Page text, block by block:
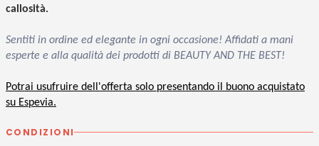
callosità.
Sentiti in ordine ed elegante in ogni occasione! Affidati a mani
esperte e alla qualità dei prodotti di BEAUTY AND THE BEST!
Potrai usufruire dell'offerta solo presentando il buono acquistato
su Espevia.
CONDIZIONI